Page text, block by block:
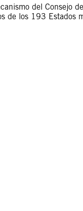
del Consejo
de los 193 Estados